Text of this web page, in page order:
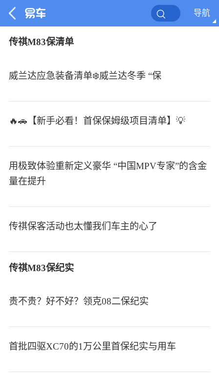
导航
传祺M83保清单
威兰达应急装备清单❄️威兰达冬季 “保
🔥🚗【新手必看！首保保姆级项目清单】💡
用极致体验重新定义豪华 “中国MPV专家”的含金
量在提升
传祺保客活动也太懂我们车主的心了
传祺M83保纪实
贵不贵？好不好？领克08二保纪实
首批四驱XC70的1万公里首保纪实与用车